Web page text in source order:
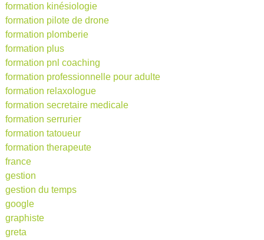
formation kinésiologie
formation pilote de drone
formation plomberie
formation plus
formation pnl coaching
formation professionnelle pour adulte
formation relaxologue
formation secretaire medicale
formation serrurier
formation tatoueur
formation therapeute
france
gestion
gestion du temps
google
graphiste
greta